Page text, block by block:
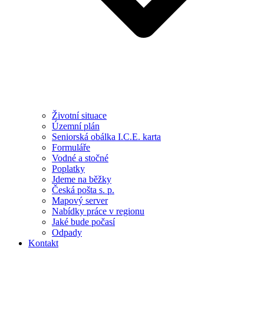
Životní situace
Územní plán
Seniorská obálka I.C.E. karta
Formuláře
Vodné a stočné
Poplatky
Jdeme na běžky
Česká pošta s. p.
Mapový server
Nabídky práce v regionu
Jaké bude počasí
Odpady
Kontakt